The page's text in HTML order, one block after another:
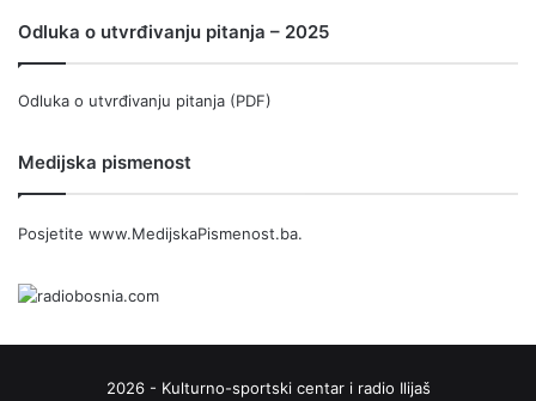
Odluka o utvrđivanju pitanja – 2025
Odluka o utvrđivanju pitanja (PDF)
Medijska pismenost
Posjetite www.MedijskaPismenost.ba.
2026 - Kulturno-sportski centar i radio Ilijaš